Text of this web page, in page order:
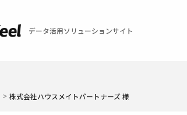
データ活用ソリューションサイト
株式会社ハウスメイトパートナーズ 様